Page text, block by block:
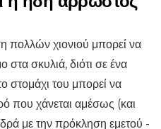
χιονιού μπορεί να
στα σκυλιά, διότι σε ένα
στομάχι του μπορεί να
που χάνεται αμέσως (και
με την πρόκληση εμετού -